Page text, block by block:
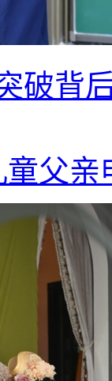
破背
童父